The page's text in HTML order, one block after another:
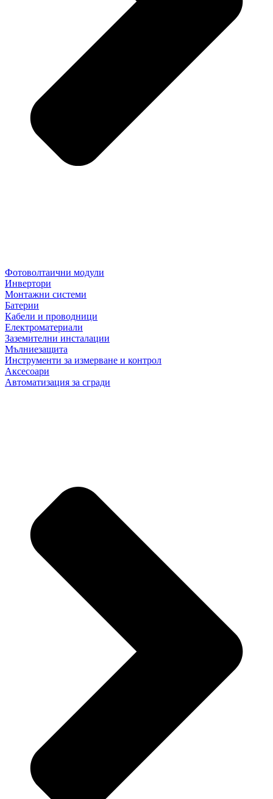
Фотоволтаични модули
Инвертори
Монтажни системи
Батерии
Кабели и проводници
Електроматериали
Заземителни инсталации
Мълниезащита
Инструменти за измерване и контрол
Аксесоари
Автоматизация за сгради